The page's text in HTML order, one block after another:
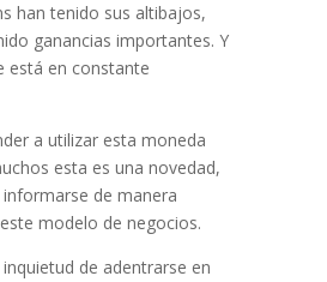
han tenido sus altibajos,
ganancias importantes. Y
está en constante
a utilizar esta moneda
esta es una novedad,
de manera
modelo de negocios.
de adentrarse en